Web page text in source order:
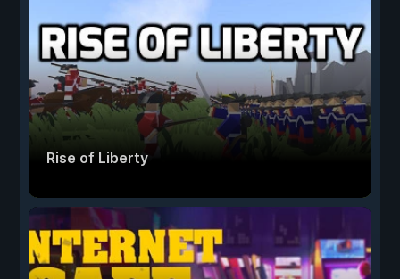
Rise of Liberty